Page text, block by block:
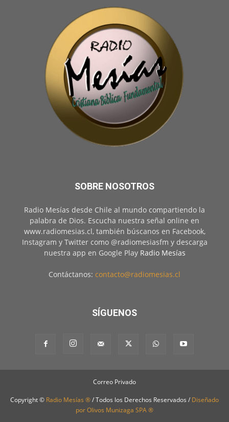
SOBRE NOSOTROS
Radio Mesías desde Chile al mundo compartiendo la
palabra de Dios. Escucha nuestra señal online en
www.radiomesias.cl, también búscanos en Facebook,
Instagram y Twitter como @radiomesiasfm y descarga
nuestra app en Google Play Radio Mesías
Contáctanos: contacto@radiomesias.cl
SÍGUENOS
Correo Privado
Copyright © Radio Mesías ®/ Todos los Derechos Reservados / Diseñado
por Olivos Munizaga SPA ®